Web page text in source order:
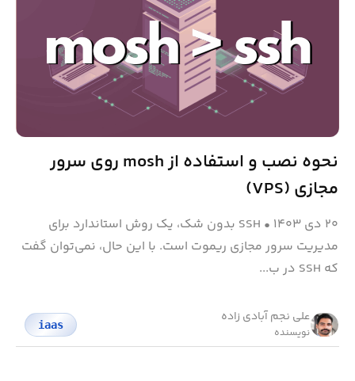
نحوه نصب و استفاده از mosh روی سرور
مجازی (VPS)
۲۰ دی ۱۴۰۳ •
SSH بدون شک، یک روش استاندارد برای
مدیریت سرور مجازی ریموت است. با این حال، نمی‌توان گفت
که SSH در ب...
علی نجم آبادی زاده
نویسنده
iaas